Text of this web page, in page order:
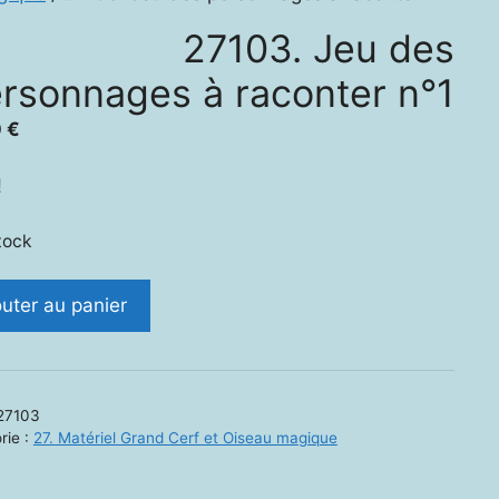
27103. Jeu des
à raconter n°1
€
au panier
: 27. Matériel Grand Cerf et Oiseau magique